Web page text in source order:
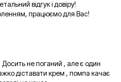
відгук і довіру!
працюємо для Вас!
не поганий , але є один
діставати крем , помпа качає